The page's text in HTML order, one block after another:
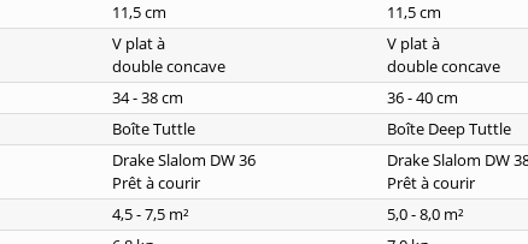
11,5 cm 11,5 cm
V plat à
double concave
V plat à
double concave
34 - 38 cm 36 - 40 cm
Boîte Tuttle Boîte Deep Tuttle
Drake Slalom DW 36
Prêt à courir
Drake Slalom DW
Prêt à courir
4,5 - 7,5 m² 5,0 - 8,0 m²